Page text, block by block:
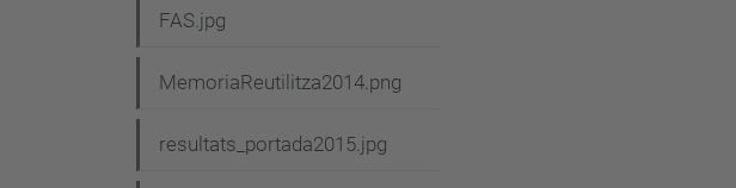
FAS.jpg
MemoriaReutilitza2014.png
resultats_portada2015.jpg